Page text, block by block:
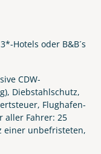
Hotels oder B&B´s
CDW-
Diebstahlschutz,
Flughafen-
aller Fahrer: 25
einer unbefristeten,